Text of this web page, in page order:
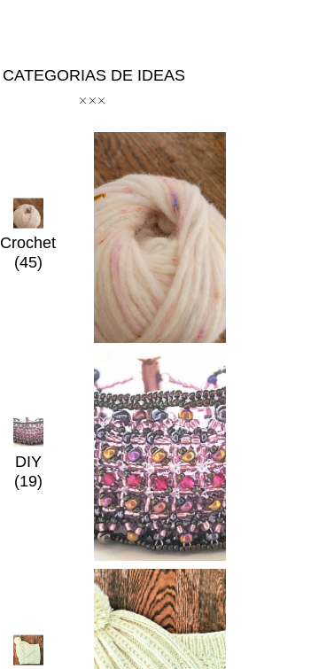
CATEGORIAS DE IDEAS
Crochet
(45)
DIY
(19)